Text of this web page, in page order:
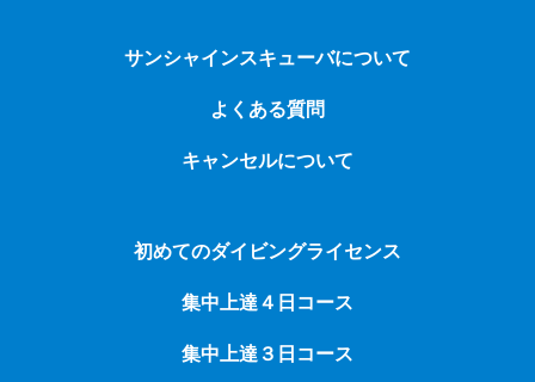
サンシャインスキューバについて
よくある質問
キャンセルについて
初めてのダイビングライセンス
集中上達４日コース
集中上達３日コース